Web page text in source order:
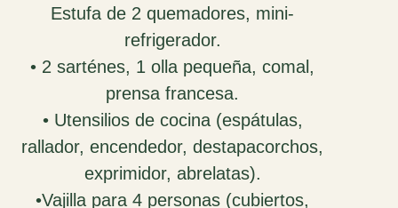
Estufa de 2 quemadores, mini-
refrigerador.
• 2 sarténes, 1 olla pequeña, comal,
prensa francesa.
• Utensilios de cocina (espátulas,
rallador, encendedor, destapacorchos,
exprimidor, abrelatas).
•Vajilla para 4 personas (cubiertos,